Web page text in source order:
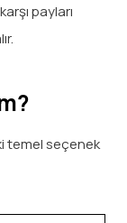
payları
temel seçenek